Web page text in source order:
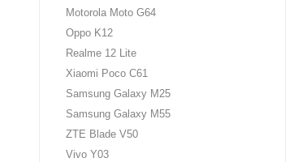
Motorola Moto G64
Oppo K12
Realme 12 Lite
Xiaomi Poco C61
Samsung Galaxy M25
Samsung Galaxy M55
ZTE Blade V50
Vivo Y03